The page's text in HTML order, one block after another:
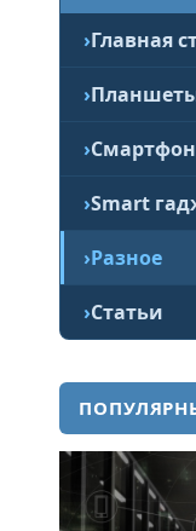
Главная
Smart
Разное
Статьи